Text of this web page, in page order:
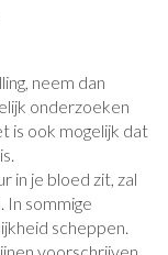
neem dan
onderzoeken
is ook mogelijk dat
in je bloed zit, zal
In sommige
scheppen.